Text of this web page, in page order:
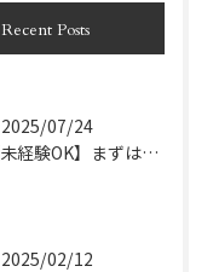
Recent Posts
2025/07/24
【未経験OK】まずは動画でチェック！ジンテックテクノサービスの魅力とは？｜北区豊島｜電気設備
2025/02/12